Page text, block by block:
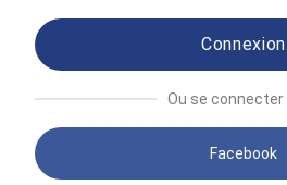
Connexion
Ou se connecter
Facebook